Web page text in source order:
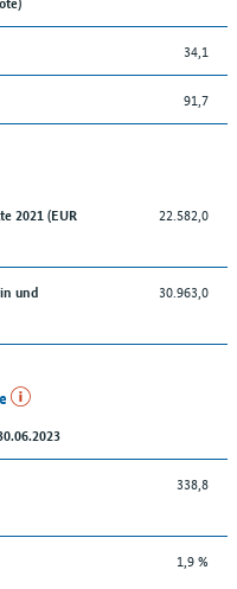
34,1
91,7
2021 (EUR
22.582,0
und
30.963,0
338,8
1,9 %